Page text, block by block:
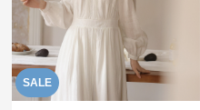
SALE